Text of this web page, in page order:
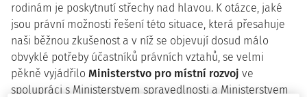
rodinám je poskytnutí střechy nad hlavou. K otázce, jaké
jsou právní možnosti řešení této situace, která přesahuje
naši běžnou zkušenost a v níž se objevují dosud málo
obvyklé potřeby účastníků právních vztahů, se velmi
pěkně vyjádřilo Ministerstvo pro místní rozvoj ve
spolupráci s Ministerstvem spravedlnosti a Ministerstvem